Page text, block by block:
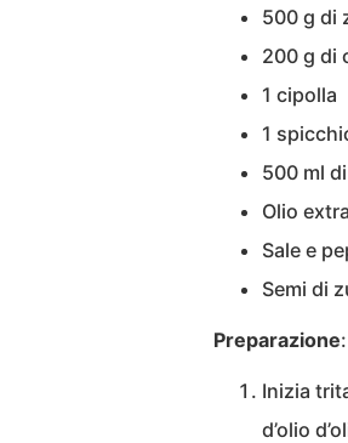
500 g di
200 g di
1 cipolla
1
500 ml
Olio
Sale e
Semi di
Preparazione:
Inizia
d’olio